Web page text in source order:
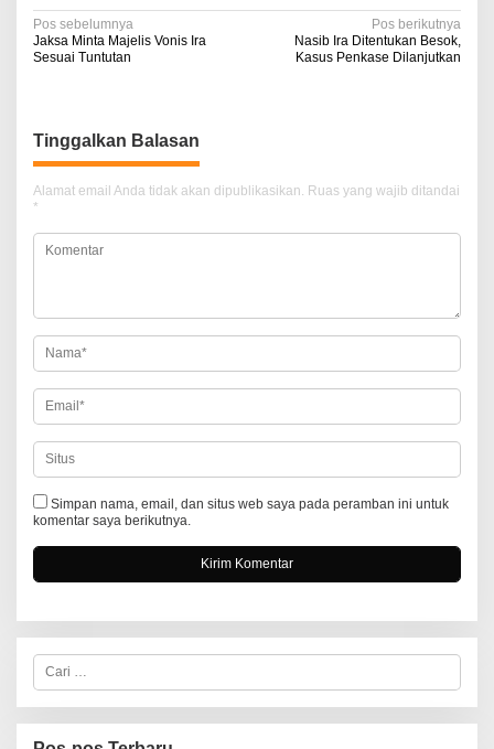
N
a
i
g
a
s
o
s
Pos sebelumnya
Jaksa Minta Majelis Vonis Ira
Sesuai Tuntutan
Pos berikutnya
Nasib Ira Ditentukan Besok,
Kasus Penkase Dilanjutkan
Tinggalkan Balasan
Alamat email Anda tidak akan dipublikasikan. Ruas yang wajib ditandai
*
Simpan nama, email, dan situs web saya pada peramban ini untuk
komentar saya berikutnya.
C
r
i
u
n